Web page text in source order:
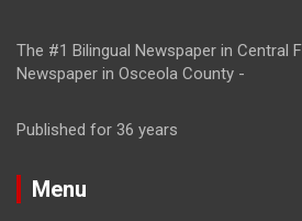
The #1 Bilingual Newspaper in Central
Newspaper in Osceola County -
Published for 36 years
Menu